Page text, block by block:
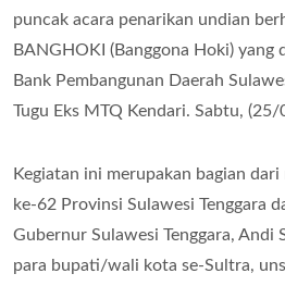
puncak acara penarikan undian
BANGHOKI (Banggona Hoki) yang
Bank Pembangunan Daerah
Tugu Eks MTQ Kendari. Sabtu, (25/
Kegiatan ini merupakan bagian
ke-62 Provinsi Sulawesi Tenggara
Gubernur Sulawesi Tenggara, Andi
para bupati/wali kota se-Sultra,